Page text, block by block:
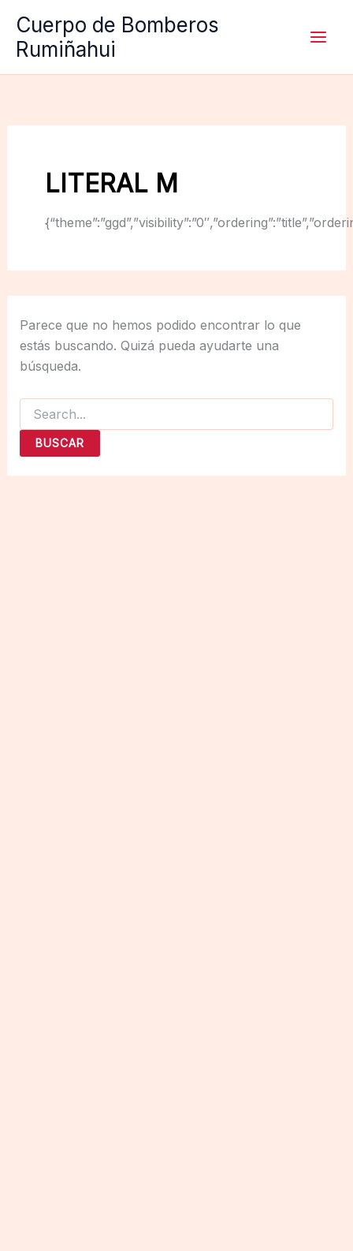
contenido
Cuerpo de Bomberos
Rumiñahui
LITERAL M
Parece que no hemos podido encontrar lo que
estás buscando. Quizá pueda ayudarte una
búsqueda.
Buscar
por: